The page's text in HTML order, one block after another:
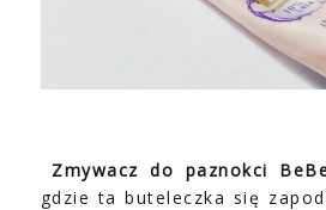
Zmywacz do paznokci
gdzie ta buteleczka się